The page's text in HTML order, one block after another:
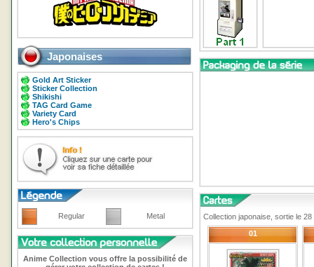
Japonaises
Gold Art Sticker
Sticker Collection
Shikishi
TAG Card Game
Variety Card
Hero's Chips
Regular Metal
Anime Collection vous offre la possibilité de
Collection japonaise, sortie le
01